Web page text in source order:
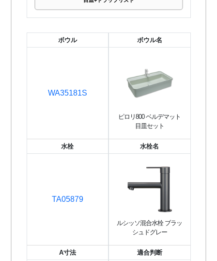
ボウル
WA35181S
ボウル名
ピロリ800 ベルデマット
目皿セット
水栓
TA05879
水栓名
ルシッソ混合水栓 ブラッ
シュドグレー
A寸法 適合判断